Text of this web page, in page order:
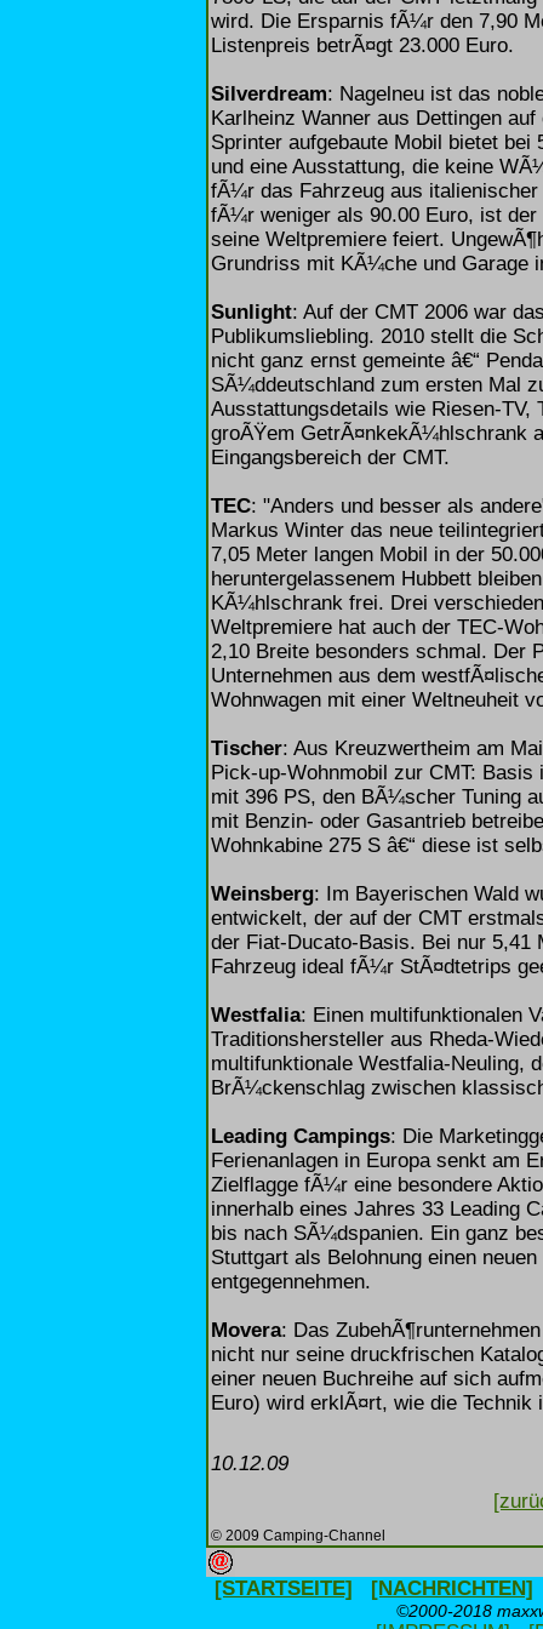
wird. Die Ersparnis fÃ¼r den 7,90
Listenpreis betrÃ¤gt 23.000 Euro.
Silverdream: Nagelneu ist das
Karlheinz Wanner aus Dettingen
Sprinter aufgebaute Mobil bietet bei
und eine Ausstattung, die keine
fÃ¼r das Fahrzeug aus
fÃ¼r weniger als 90.00 Euro, ist
seine Weltpremiere feiert.
Grundriss mit KÃ¼che und Garage
Sunlight: Auf der CMT 2006 war
Publikumsliebling. 2010 stellt die
nicht ganz ernst gemeinte â€“
SÃ¼ddeutschland zum ersten Mal
Ausstattungsdetails wie Riesen-TV,
groÃŸem GetrÃ¤nkekÃ¼hlschrank
Eingangsbereich der CMT.
TEC: "Anders und besser als
Markus Winter das neue
7,05 Meter langen Mobil in der
heruntergelassenem Hubbett
KÃ¼hlschrank frei. Drei
Weltpremiere hat auch der TEC-
2,10 Breite besonders schmal. Der
Unternehmen aus dem
Wohnwagen mit einer Weltneuheit
Tischer: Aus Kreuzwertheim am
Pick-up-Wohnmobil zur CMT:
mit 396 PS, den BÃ¼scher Tuning
mit Benzin- oder Gasantrieb
Wohnkabine 275 S â€“ diese ist
Weinsberg: Im Bayerischen Wald
entwickelt, der auf der CMT
der Fiat-Ducato-Basis. Bei nur 5,41
Fahrzeug ideal fÃ¼r StÃ¤dtetrips
Westfalia: Einen multifunktionalen
Traditionshersteller aus Rheda-
multifunktionale Westfalia-Neuling,
BrÃ¼ckenschlag zwischen
Leading Campings: Die
Ferienanlagen in Europa senkt am
Zielflagge fÃ¼r eine besondere
innerhalb eines Jahres 33 Leading
bis nach SÃ¼dspanien. Ein ganz
Stuttgart als Belohnung einen
entgegennehmen.
Movera: Das
nicht nur seine druckfrischen
einer neuen Buchreihe auf sich
Euro) wird erklÃ¤rt, wie die
10.12.09
© 2009 Camping-Channel
[STARTSEITE] [NACHRICHTEN]
©2000-2018